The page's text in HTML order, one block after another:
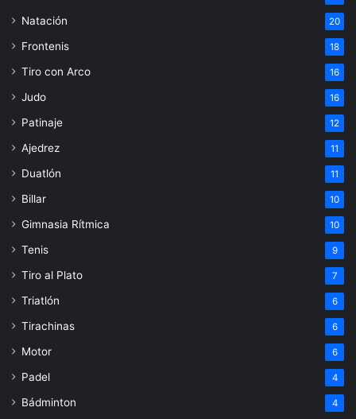
Natación 20
Frontenis 18
Tiro con Arco 16
Judo 16
Patinaje 12
Ajedrez 11
Duatlón 11
Billar 10
Gimnasia Rítmica 10
Tenis 9
Tiro al Plato 7
Triatlón 6
Tirachinas 6
Motor 6
Padel 4
Bádminton 4